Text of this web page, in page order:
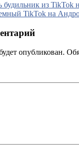
будильник из TikTok
TikTok на
опубликован.